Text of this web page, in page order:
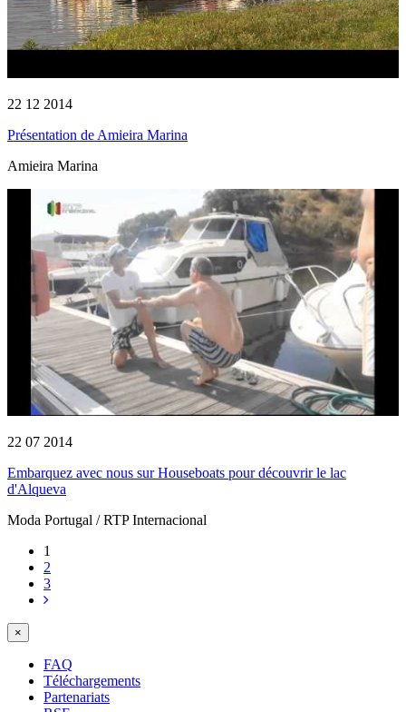
22 12 2014
Présentation de Amieira Marina
Amieira Marina
22 07 2014
Embarquez avec nous sur Houseboats pour découvrir le lac
d'Alqueva
Moda Portugal / RTP Internacional
1
2
3
×
FAQ
Téléchargements
Partenariats